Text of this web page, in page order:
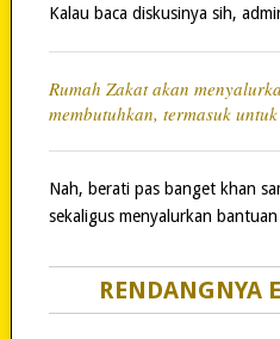
Kalau baca diskusinya sih,
Rumah Zakat akan
membutuhkan, termasuk
Nah, berati pas banget khan
sekaligus menyalurkan
RENDANGNYA